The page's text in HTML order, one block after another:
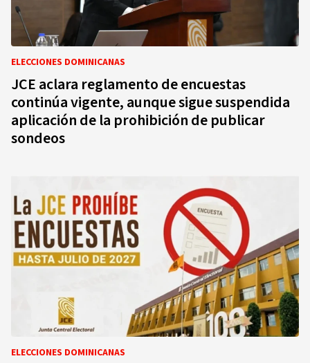
ELECCIONES DOMINICANAS
JCE aclara reglamento de encuestas
continúa vigente, aunque sigue suspendida
aplicación de la prohibición de publicar
sondeos
ELECCIONES DOMINICANAS